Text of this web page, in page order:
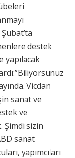
destek
yapılacak
Vicdan
sanat ve
ve
Şimdi sizin
sanat
yapımcıları